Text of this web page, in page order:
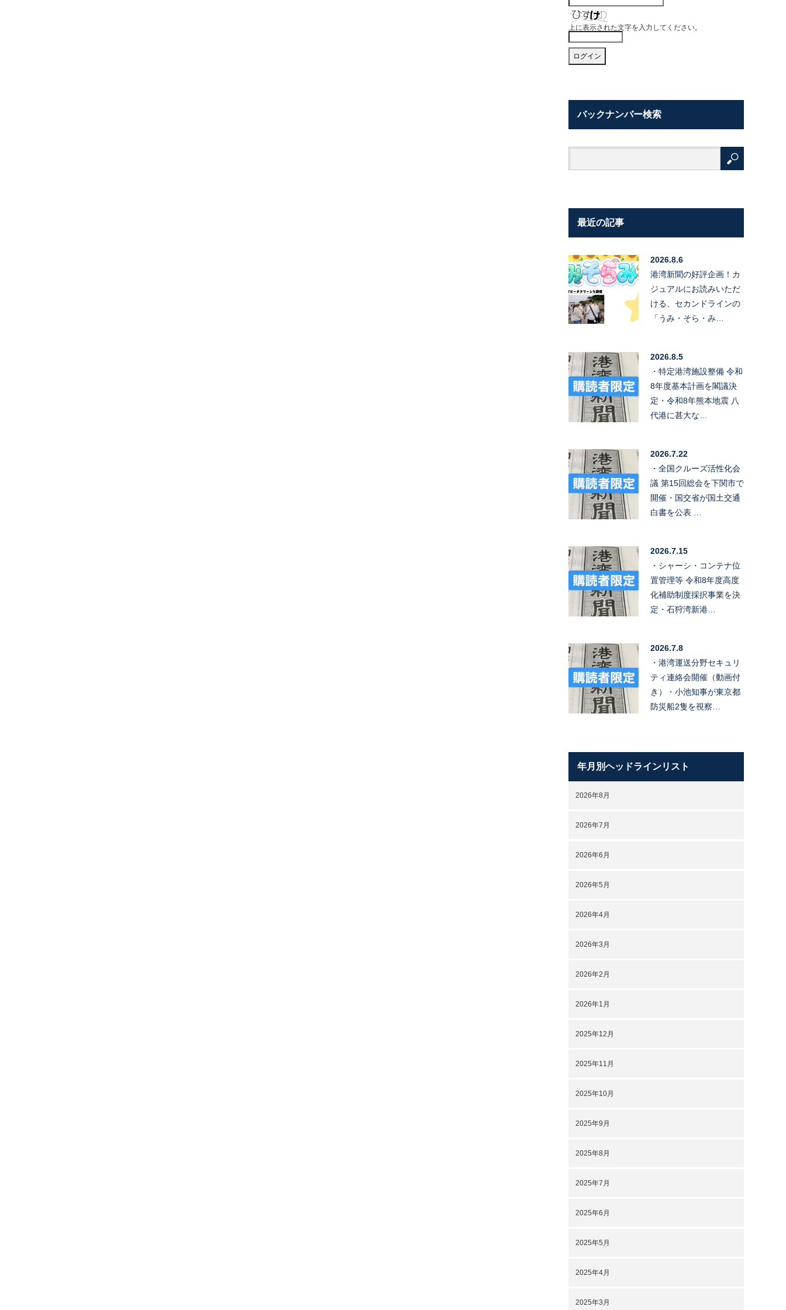
上に表示された文字を入力してください。
バックナンバー検索
最近の記事
2026.8.6
港湾新聞の好評企画！カ
ジュアルにお読みいただ
ける、セカンドラインの
「うみ・そら・み…
2026.8.5
・特定港湾施設整備 令和
8年度基本計画を閣議決
定・令和8年熊本地震 八
代港に甚大な…
2026.7.22
・全国クルーズ活性化会
議 第15回総会を下関市で
開催・国交省が国土交通
白書を公表 …
2026.7.15
・シャーシ・コンテナ位
置管理等 令和8年度高度
化補助制度採択事業を決
定・石狩湾新港…
2026.7.8
・港湾運送分野セキュリ
ティ連絡会開催（動画付
き）・小池知事が東京都
防災船2隻を視察…
年月別ヘッドラインリスト
2026年8月
2026年7月
2026年6月
2026年5月
2026年4月
2026年3月
2026年2月
2026年1月
2025年12月
2025年11月
2025年10月
2025年9月
2025年8月
2025年7月
2025年6月
2025年5月
2025年4月
2025年3月